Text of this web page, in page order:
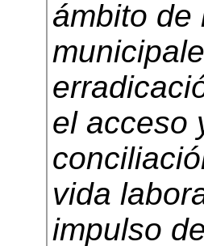
ámbito de
el acceso
vida
impulso